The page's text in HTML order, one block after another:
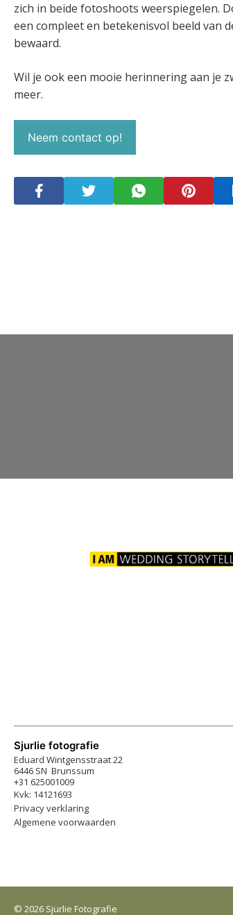
zich in beide fotoshoots weerspiegelen.
een compleet en betekenisvol beeld van
bewaard.
Wil je ook een mooie herinnering aan je
meer.
Neem contact op!
Sjurlie fotografie
Eduard Wintgensstraat 22
6446 SN Brunssum
+31 625001009
Kvk: 14121693
Privacy verklaring
Algemene voorwaarden
© 2026 Sjurlie Fotografie